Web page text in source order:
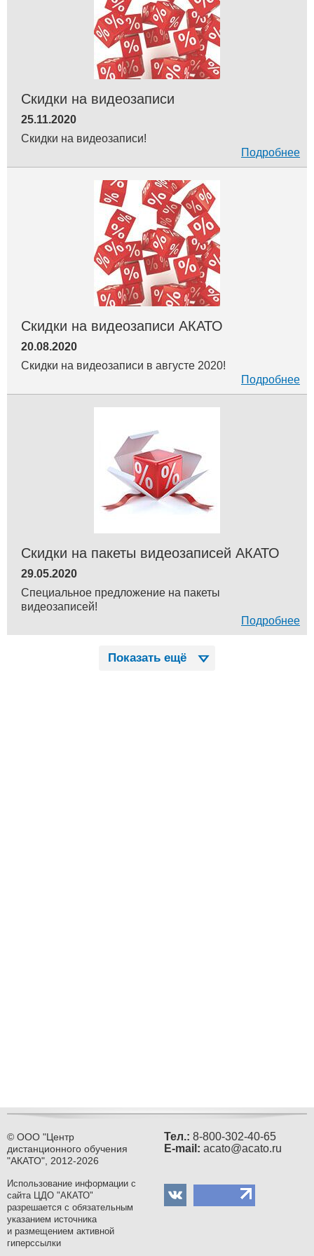
Скидки на видеозаписи
25.11.2020
Скидки на видеозаписи!
Подробнее
Скидки на видеозаписи АКАТО
20.08.2020
Скидки на видеозаписи в августе 2020!
Подробнее
Скидки на пакеты видеозаписей АКАТО
29.05.2020
Специальное предложение на пакеты
видеозаписей!
Подробнее
Показать ещё
© ООО "Центр
дистанционного обучения
"АКАТО", 2012-2026
Тел.: 8-800-302-40-65
Е-mail: acato@acato.ru
Использование информации с
сайта ЦДО "АКАТО"
разрешается с обязательным
указанием источника
и размещением активной
гиперссылки